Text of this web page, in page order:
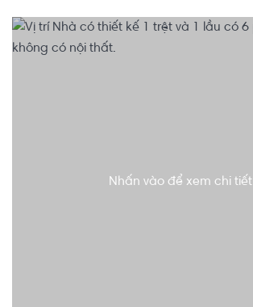
Nhấn vào để xem chi tiết